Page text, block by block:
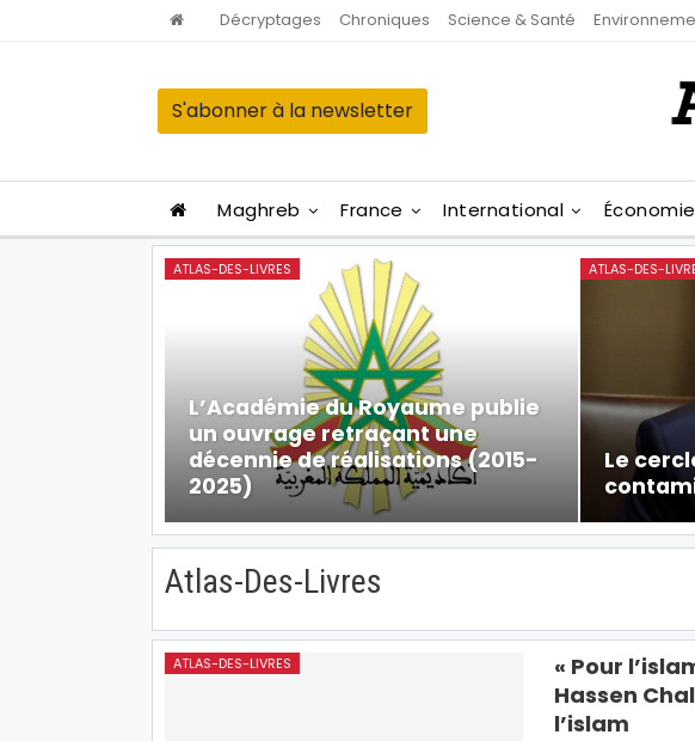
Décryptages Chroniques Science & Santé
S'abonner à la newsletter
Maghreb France International Économie
ATLAS-DES-LIVRES
L’Académie du Royaume publie
un ouvrage retraçant une
décennie de réalisations (2015-
2025)
ATLAS-DES-
Le
Atlas-Des-Livres
ATLAS-DES-LIVRES
« Pour
Hassen
l’islam